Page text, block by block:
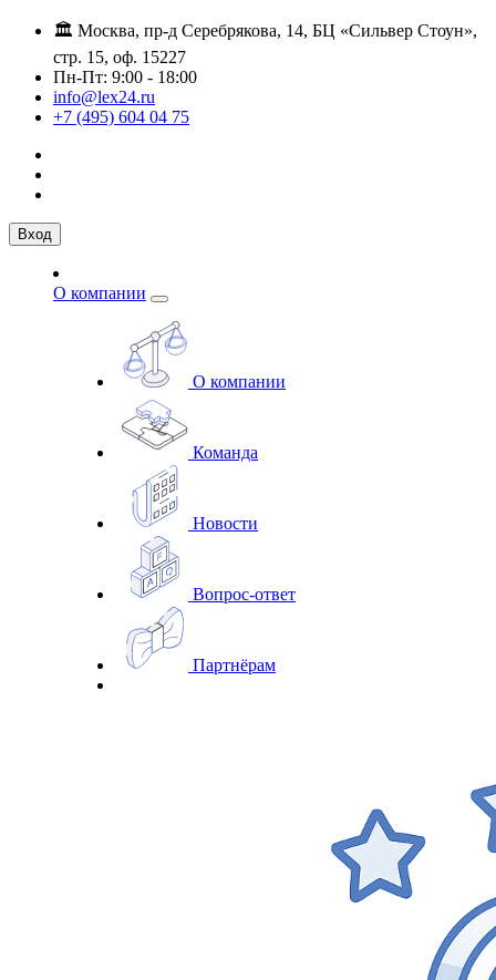
🏛️ Москва, пр-д Серебрякова, 14, БЦ «Сильвер Стоун»,
стр. 15, оф. 15227
Пн-Пт: 9:00 - 18:00
info@lex24.ru
+7 (495) 604 04 75
Вход
О компании
О компании
Команда
Новости
Вопрос-ответ
Партнёрам